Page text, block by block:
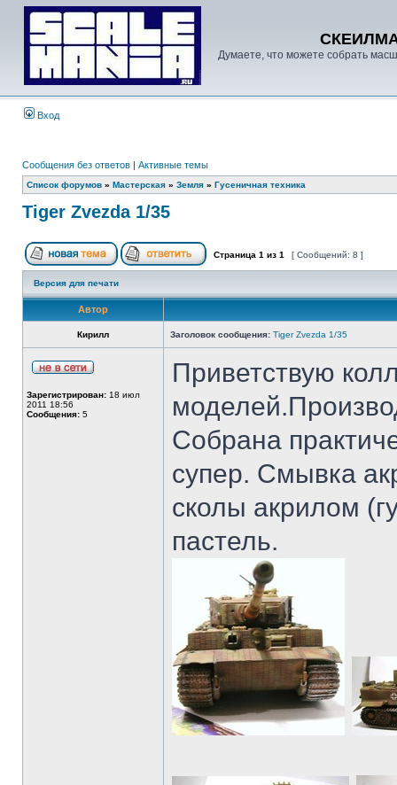
Думаете, что можете собрать
Вход
Сообщения без ответов | Активные темы
Список форумов » Мастерская » Земля » Гусеничная техника
Tiger Zvezda 1/35
Страница 1 из 1 [ Сообщений: 8 ]
Версия для печати
Автор
Кирилл Заголовок сообщения: Tiger Zvezda 1/35
Зарегистрирован: 18 июл
2011 18:56
Сообщения: 5
Приветствую
Собрана
супер. Смывка
сколы акрилом
пастель.